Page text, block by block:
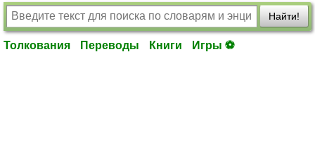
Найти!
Толкования Переводы Книги Игры ⚽